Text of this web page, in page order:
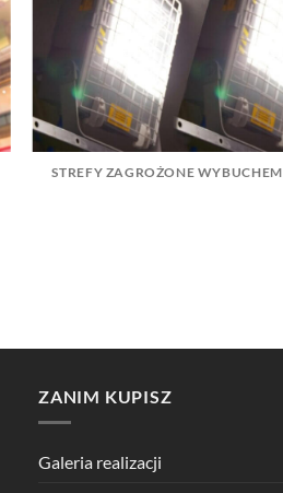
STREFY ZAGROŻONE WYBUCHEM
ZANIM KUPISZ
Galeria realizacji